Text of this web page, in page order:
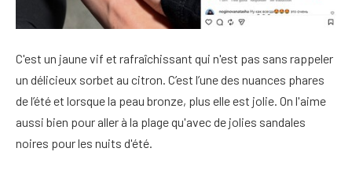
C'est un jaune vif et rafraîchissant qui n'est pas sans rappeler
un délicieux sorbet au citron. C’est l’une des nuances phares
de l’été et lorsque la peau bronze, plus elle est jolie. On l'aime
aussi bien pour aller à la plage qu'avec de jolies sandales
noires pour les nuits d'été.